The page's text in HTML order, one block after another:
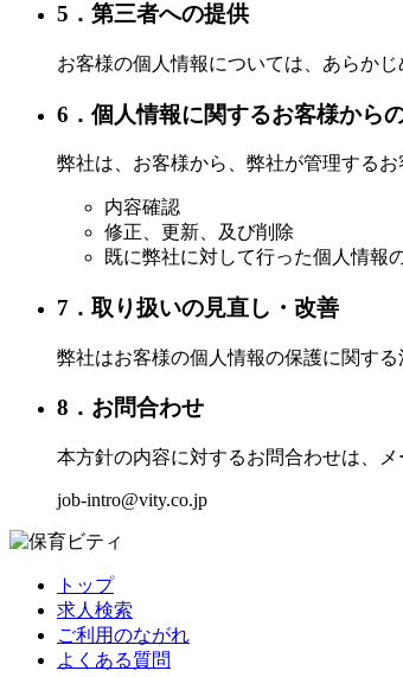
5．第三者への提供
お客様の個人情報については、あらか
6．個人情報に関するお客様から
弊社は、お客様から、弊社が管理する
内容確認
修正、更新、及び削除
既に弊社に対して行った個人情報
7．取り扱いの見直し・改善
弊社はお客様の個人情報の保護に関す
8．お問合わせ
本方針の内容に対するお問合わせは、メ
job-intro@vity.co.jp
トップ
求人検索
ご利用のながれ
よくある質問